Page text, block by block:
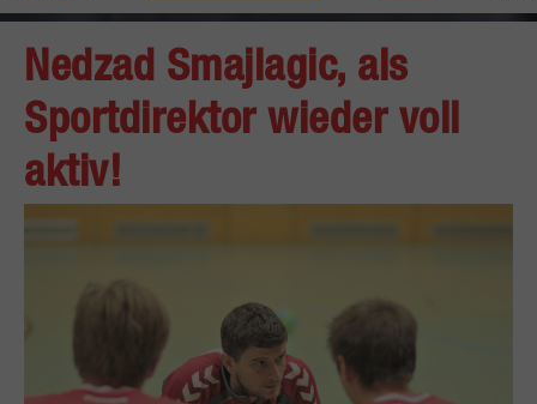
Nedzad Smajlagic, als
Sportdirektor wieder voll
aktiv!